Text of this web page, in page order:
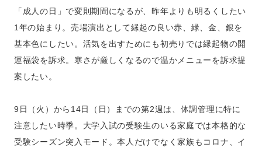
「成人の日」で変則期間になるが、昨年よりも明るくしたい
1年の始まり。売場演出として縁起の良い赤、緑、金、銀を
基本色にしたい。活気を出すためにも初売りでは縁起物の開
運福袋を訴求。寒さが厳しくなるので温かメニューを訴求提
案したい。
9日（火）から14日（日）までの第2週は、体調管理に特に
注意したい時季。大学入試の受験生のいる家庭では本格的な
受験シーズン突入モード。本人だけでなく家族もコロナ、イ